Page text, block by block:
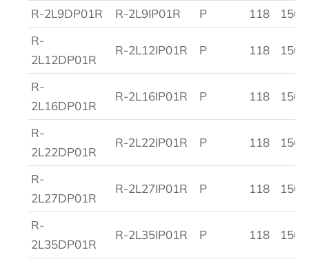
R-2L9DP01R R-2L9IP01R P 118
150
R-
2L12DP01R
R-2L12IP01R P 118 150
R-
2L16DP01R
R-2L16IP01R P 118 150
R-
2L22DP01R
R-2L22IP01R P 118 150
R-
2L27DP01R
R-2L27IP01R P 118 150
R-
2L35DP01R
R-2L35IP01R P 118 150